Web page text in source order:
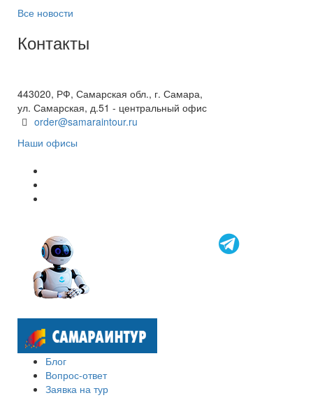
Все новости
Контакты
443020, РФ, Самарская обл., г. Самара,
ул. Самарская, д.51 - центральный офис
order@samaraintour.ru
Наши офисы
Блог
Вопрос-ответ
Заявка на тур